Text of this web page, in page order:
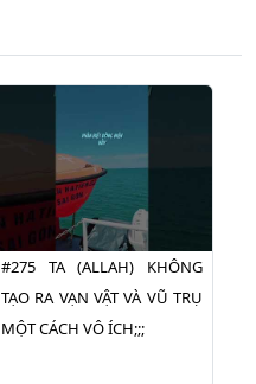
#275 TA (ALLAH) KHÔNG
TẠO RA VẠN VẬT VÀ VŨ TRỤ
MỘT CÁCH VÔ ÍCH;;;